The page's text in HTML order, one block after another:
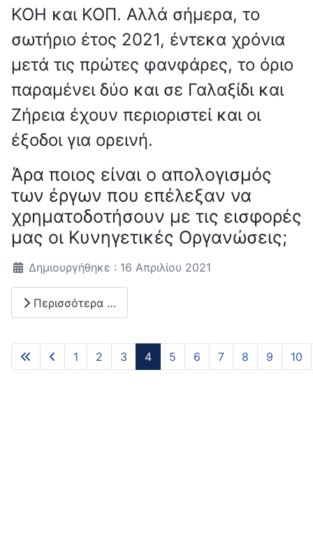
ΚΟΗ και ΚΟΠ. Αλλά σήμερα, το
σωτήριο έτος 2021, έντεκα χρόνια
μετά τις πρώτες φανφάρες, το όριο
παραμένει δύο και σε Γαλαξίδι και
Ζήρεια έχουν περιοριστεί και οι
έξοδοι για ορεινή.
Άρα ποιος είναι ο απολογισμός
των έργων που επέλεξαν να
χρηματοδοτήσουν με τις εισφορές
μας οι Κυνηγετικές Οργανώσεις;
Λεπτομέρειες
Δημιουργήθηκε : 16 Απριλίου 2021
Περισσότερα …
1 2 3 4 5 6 7 8 9 10